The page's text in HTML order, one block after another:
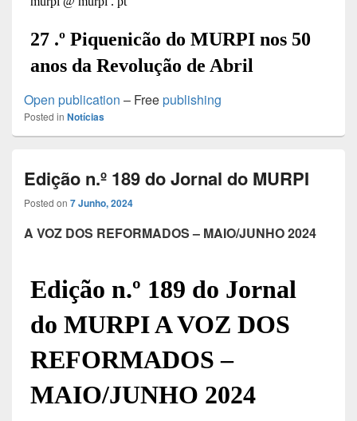
Open publication – Freepublishing
Posted in Notícias
Edição n.º 189 do Jornal do MURPI
Posted on 7 Junho, 2024
A VOZ DOS REFORMADOS – MAIO/JUNHO 2024